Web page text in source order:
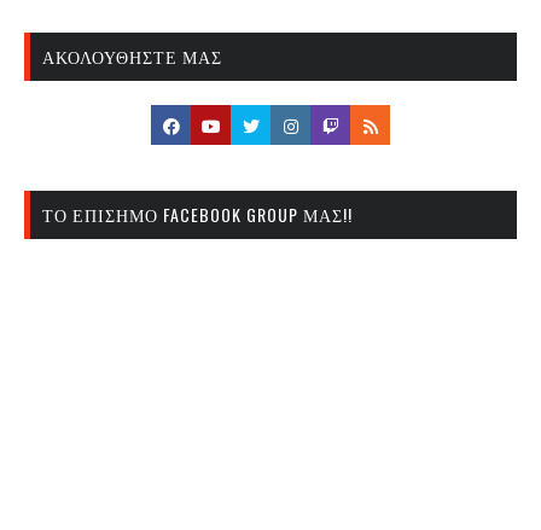
ΑΚΟΛΟΥΘΉΣΤΕ ΜΑΣ
ΤΟ ΕΠΊΣΗΜΟ FACEBOOK GROUP ΜΑΣ!!